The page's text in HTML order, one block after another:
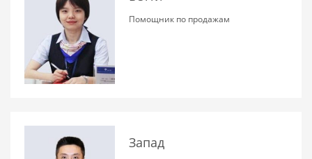
Помощник по продажам
Запад